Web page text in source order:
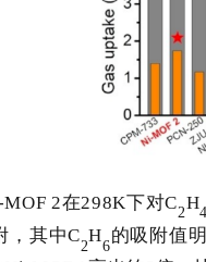
2在298K下对C2H4
，其中C2H6的吸附值